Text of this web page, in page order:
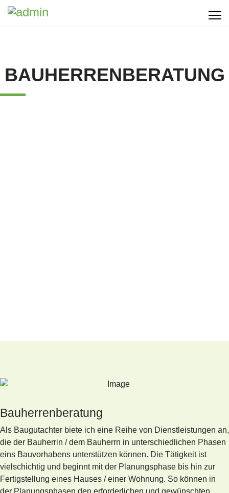
BAUHERRENBERATUNG
Bauherrenberatung
Als Baugutachter biete ich eine Reihe von Dienstleistungen an,
die der Bauherrin / dem Bauherrn in unterschiedlichen Phasen
eins Bauvorhabens unterstützen können. Die Tätigkeit ist
vielschichtig und beginnt mit der Planungsphase bis hin zur
Fertigstellung eines Hauses / einer Wohnung. So können in
der Planungsphasen den erforderlichen und gewünschten